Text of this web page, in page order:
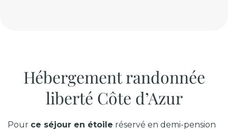
Hébergement randonnée
liberté Côte d’Azur
Pour ce séjour en étoile réservé en demi-pension